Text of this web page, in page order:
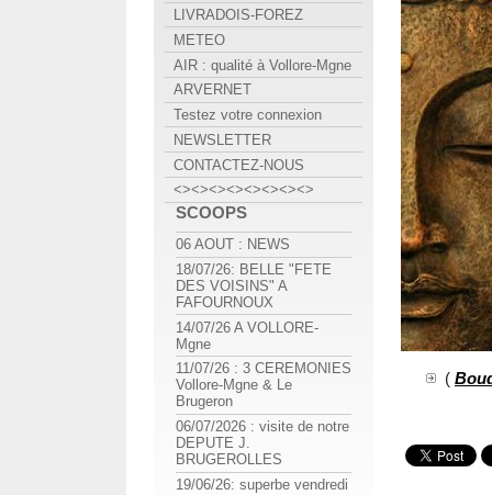
(
LIVRADOIS-FOREZ
METEO
AIR : qualité à Vollore-Mgne
ARVERNET
Testez votre connexion
NEWSLETTER
CONTACTEZ-NOUS
<><><><><><><><>
SCOOPS
06 AOUT : NEWS
18/07/26: BELLE "FETE
DES VOISINS" A
FAFOURNOUX
14/07/26 A VOLLORE-
Mgne
11/07/26 : 3 CEREMONIES
Vollore-Mgne & Le
Brugeron
06/07/2026 : visite de notre
DEPUTE J.
BRUGEROLLES
19/06/26: superbe vendredi